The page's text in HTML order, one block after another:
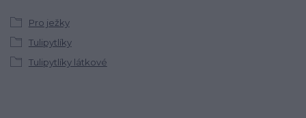
Pro ježky
Tulipytlíky
Tulipytlíky látkové